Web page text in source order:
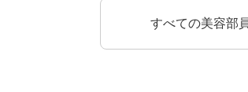
すべての美容部